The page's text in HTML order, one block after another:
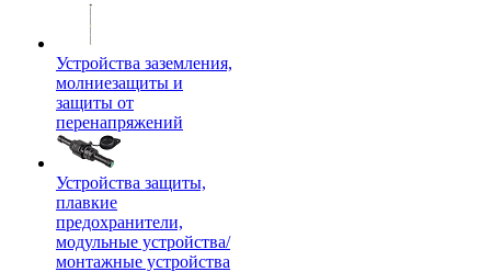
Устройства заземления,
молниезащиты и
защиты от
перенапряжений
Устройства защиты,
плавкие
предохранители,
модульные устройства/
монтажные устройства